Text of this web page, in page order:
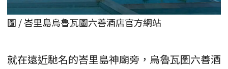
圖 / 峇里島烏魯瓦圖六善酒店官方網站
就在遠近馳名的峇里島神廟旁，烏魯瓦圖六善酒